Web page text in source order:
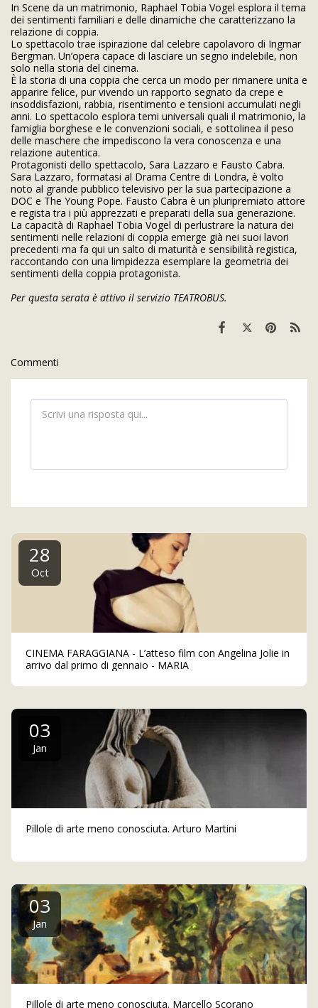
In Scene da un matrimonio, Raphael Tobia Vogel esplora il tema
dei sentimenti familiari e delle dinamiche che caratterizzano la
relazione di coppia.
Lo spettacolo trae ispirazione dal celebre capolavoro di Ingmar
Bergman. Un’opera capace di lasciare un segno indelebile, non
solo nella storia del cinema.
È la storia di una coppia che cerca un modo per rimanere unita e
apparire felice, pur vivendo un rapporto segnato da crepe e
insoddisfazioni, rabbia, risentimento e tensioni accumulati negli
anni. Lo spettacolo esplora temi universali quali il matrimonio, la
famiglia borghese e le convenzioni sociali, e sottolinea il peso
delle maschere che impediscono la vera conoscenza e una
relazione autentica.
Protagonisti dello spettacolo, Sara Lazzaro e Fausto Cabra.
Sara Lazzaro, formatasi al Drama Centre di Londra, è volto
noto al grande pubblico televisivo per la sua partecipazione a
DOC e The Young Pope. Fausto Cabra è un pluripremiato attore
e regista tra i più apprezzati e preparati della sua generazione.
La capacità di Raphael Tobia Vogel di perlustrare la natura dei
sentimenti nelle relazioni di coppia emerge già nei suoi lavori
precedenti ma fa qui un salto di maturità e sensibilità registica,
raccontando con una limpidezza esemplare la geometria dei
sentimenti della coppia protagonista.
Per questa serata è attivo il servizio TEATROBUS.
Commenti
28
Oct
CINEMA FARAGGIANA - L’atteso film con Angelina Jolie in
arrivo dal primo di gennaio - MARIA
03
Jan
Pillole di arte meno conosciuta. Arturo Martini
03
Jan
Pillole di arte meno conosciuta. Marcello Scorano